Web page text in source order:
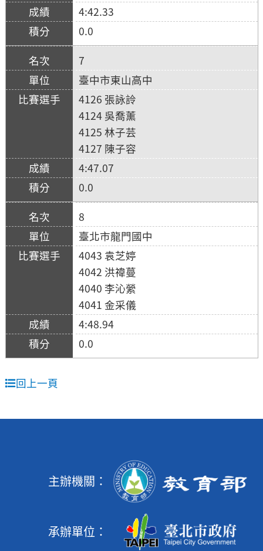
4:42.33
0.0
7
臺中市東山高中
4126 張詠詅
4124 吳喬薰
4125 林子芸
4127 陳子容
4:47.07
0.0
8
臺北市龍門國中
4043 袁芝婷
4042 洪禕蔓
4040 李沁縈
4041 金采儀
4:48.94
0.0
回上一頁
主辦機關：
承辦單位：